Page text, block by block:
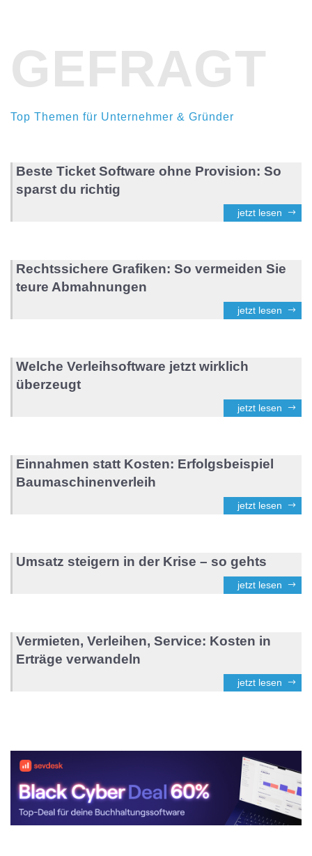
GEFRAGT
Top Themen für Unternehmer & Gründer
Beste Ticket Software ohne Provision: So
sparst du richtig
jetzt lesen
Rechtssichere Grafiken: So vermeiden Sie
teure Abmahnungen
jetzt lesen
Welche Verleihsoftware jetzt wirklich
überzeugt
jetzt lesen
Einnahmen statt Kosten: Erfolgsbeispiel
Baumaschinenverleih
jetzt lesen
Umsatz steigern in der Krise – so gehts
jetzt lesen
Vermieten, Verleihen, Service: Kosten in
Erträge verwandeln
jetzt lesen